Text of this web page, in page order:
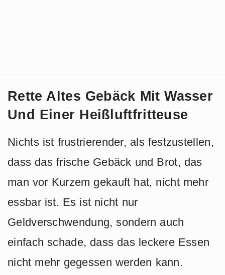
Rette Altes Gebäck Mit Wasser
Und Einer Heißluftfritteuse
Nichts ist frustrierender, als festzustellen,
dass das frische Gebäck und Brot, das
man vor Kurzem gekauft hat, nicht mehr
essbar ist. Es ist nicht nur
Geldverschwendung, sondern auch
einfach schade, dass das leckere Essen
nicht mehr gegessen werden kann.